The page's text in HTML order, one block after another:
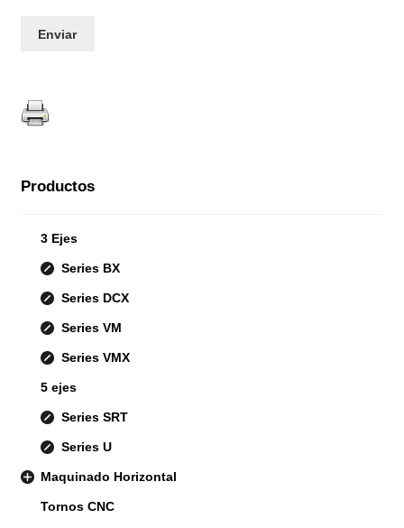
Productos
3 Ejes
Series BX
Series DCX
Series VM
Series VMX
5 ejes
Series SRT
Series U
Maquinado Horizontal
Tornos CNC